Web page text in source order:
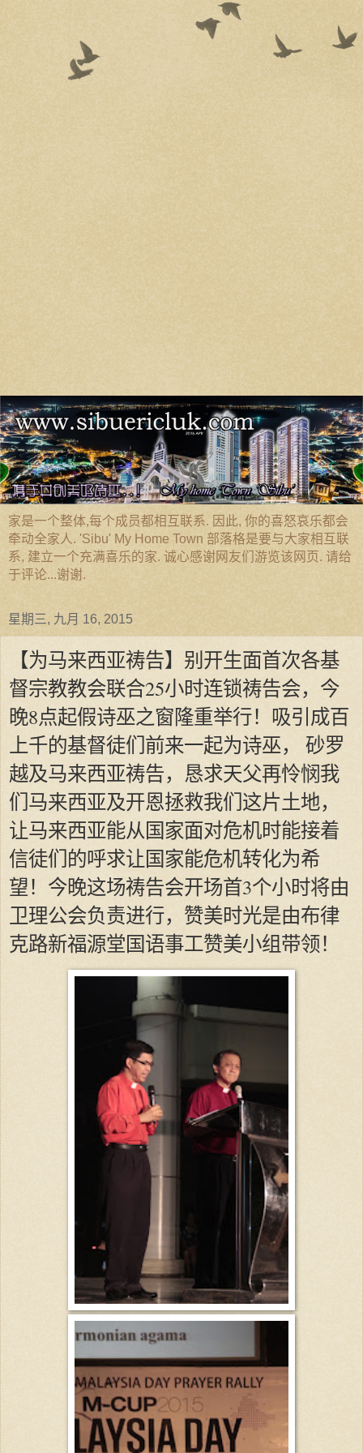
家是一个整体,每个成员都相互联系. 因此, 你的喜怒哀乐都会
牵动全家人. 'Sibu' My Home Town 部落格是要与大家相互联
系, 建立一个充满喜乐的家. 诚心感谢网友们游览该网页. 请给
于评论...谢谢.
星期三, 九月 16, 2015
【为马来西亚祷告】别开生面首次各基
督宗教教会联合25小时连锁祷告会，今
晚8点起假诗巫之窗隆重举行！吸引成百
上千的基督徒们前来一起为诗巫， 砂罗
越及马来西亚祷告，恳求天父再怜悯我
们马来西亚及开恩拯救我们这片土地，
让马来西亚能从国家面对危机时能接着
信徒们的呼求让国家能危机转化为希
望！今晚这场祷告会开场首3个小时将由
卫理公会负责进行，赞美时光是由布律
克路新福源堂国语事工赞美小组带领！